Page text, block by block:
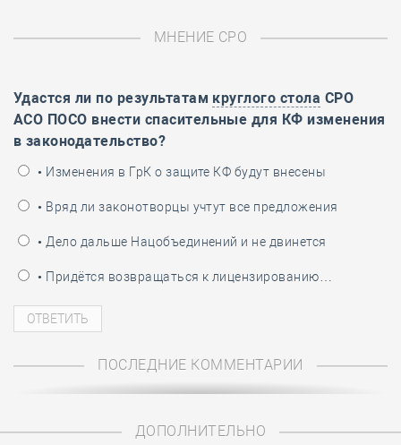
МНЕНИЕ СРО
Удастся ли по результатам круглого стола СРО
АСО ПОСО внести спасительные для КФ изменения
в законодательство?
• Изменения в ГрК о защите КФ будут внесены
• Вряд ли законотворцы учтут все предложения
• Дело дальше Нацобъединений и не двинется
• Придётся возвращаться к лицензированию…
ПОСЛЕДНИЕ КОММЕНТАРИИ
ДОПОЛНИТЕЛЬНО